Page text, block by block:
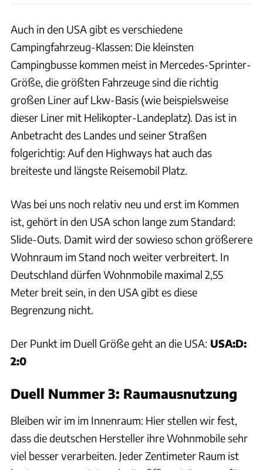
Auch in den USA gibt es verschiedene
Campingfahrzeug-Klassen: Die kleinsten
Campingbusse kommen meist in Mercedes-Sprinter-
Größe, die größten Fahrzeuge sind die richtig
großen Liner auf Lkw-Basis (wie beispielsweise
dieser Liner mit Helikopter-Landeplatz). Das ist in
Anbetracht des Landes und seiner Straßen
folgerichtig: Auf den Highways hat auch das
breiteste und längste Reisemobil Platz.
Was bei uns noch relativ neu und erst im Kommen
ist, gehört in den USA schon lange zum Standard:
Slide-Outs. Damit wird der sowieso schon größerere
Wohnraum im Stand noch weiter verbreitert. In
Deutschland dürfen Wohnmobile maximal 2,55
Meter breit sein, in den USA gibt es diese
Begrenzung nicht.
Der Punkt im Duell Größe geht an die USA: USA:D:
2:0
Duell Nummer 3: Raumausnutzung
Bleiben wir im im Innenraum: Hier stellen wir fest,
dass die deutschen Hersteller ihre Wohnmobile sehr
viel besser verarbeiten. Jeder Zentimeter Raum ist